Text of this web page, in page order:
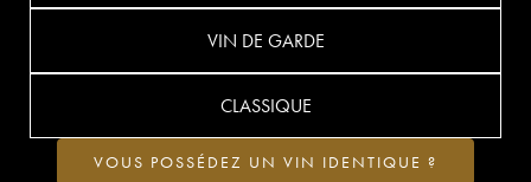
VIN DE GARDE
CLASSIQUE
VOUS POSSÉDEZ UN VIN IDENTIQUE ?